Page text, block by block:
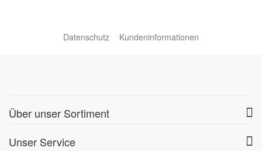
Datenschutz Kundeninformationen
Über unser Sortiment
Unser Service